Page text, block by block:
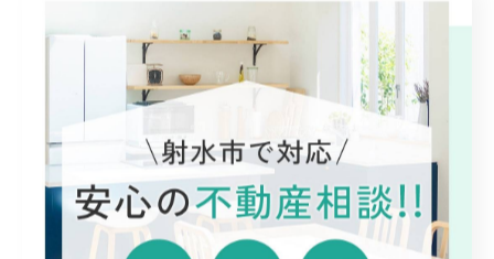
流れがわかりやすいです。
4. 不動産 売却 査定と不動産 無料査定
の使い分け
まず不動産 無料査定で相場観をサッと確認
次に不動産 売却 査定（訪問中心）で販売価格と期